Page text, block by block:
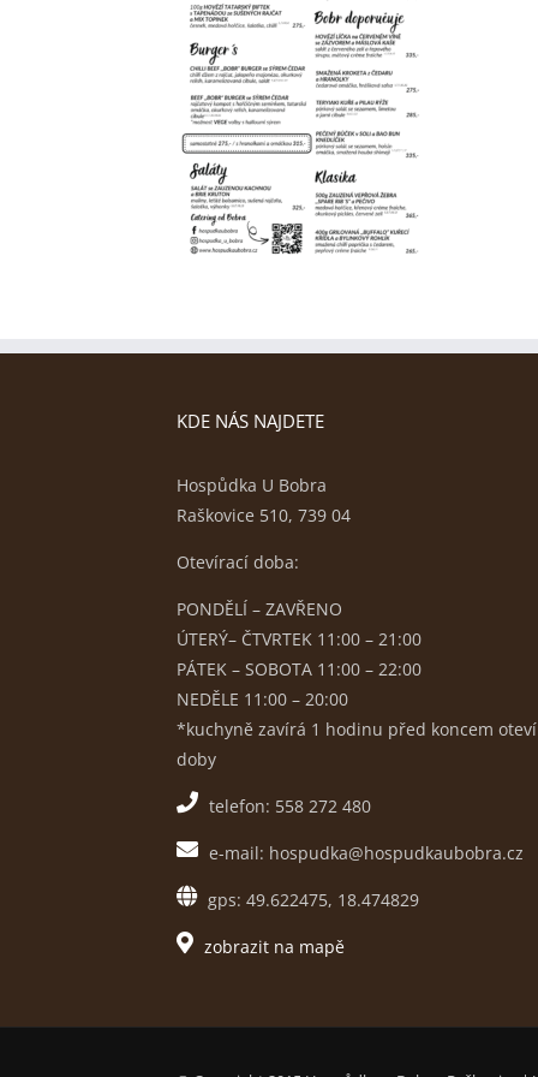
KDE NÁS NAJDETE
Hospůdka U Bobra
Raškovice 510, 739 04
Otevírací doba:
PONDĚLÍ – ZAVŘENO
ÚTERÝ– ČTVRTEK 11:00 – 21:00
PÁTEK – SOBOTA 11:00 – 22:00
NEDĚLE 11:00 – 20:00
*kuchyně zavírá 1 hodinu před koncem
doby
telefon: 558 272 480
e-mail: hospudka@hospudkaubobra.cz
gps: 49.622475, 18.474829
zobrazit na mapě